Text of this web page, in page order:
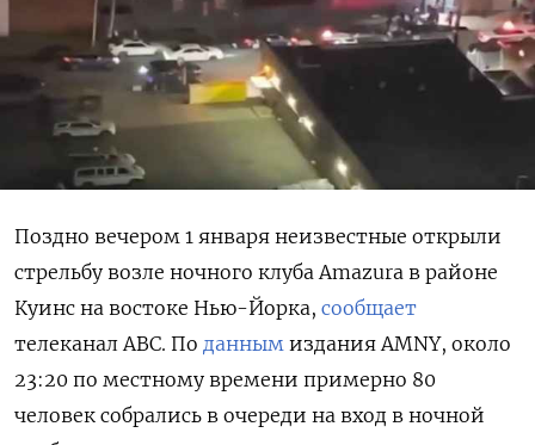
Поздно вечером 1 января неизвестные открыли
стрельбу возле ночного клуба Amazura в районе
Куинс на востоке Нью-Йорка, сообщает
телеканал ABC. По данным издания AMNY, около
23:20 по местному времени примерно 80
человек собрались в очереди на вход в ночной